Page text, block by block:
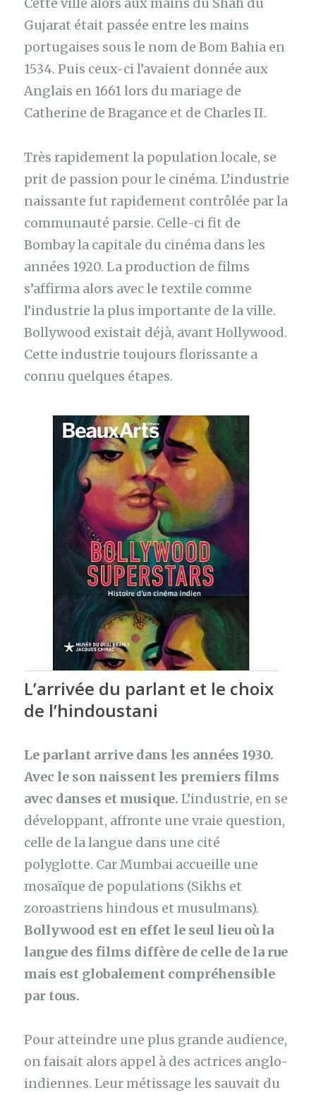
Cette ville alors aux mains du Shah du
Gujarat était passée entre les mains
portugaises sous le nom de Bom Bahia en
1534. Puis ceux-ci l’avaient donnée aux
Anglais en 1661 lors du mariage de
Catherine de Bragance et de Charles II.
Très rapidement la population locale, se
prit de passion pour le cinéma. L’industrie
naissante fut rapidement contrôlée par la
communauté parsie. Celle-ci fit de
Bombay la capitale du cinéma dans les
années 1920. La production de films
s’affirma alors avec le textile comme
l’industrie la plus importante de la ville.
Bollywood existait déjà, avant Hollywood.
Cette industrie toujours florissante a
connu quelques étapes.
L’arrivée du parlant et le choix
de l’hindoustani
Le parlant arrive dans les années 1930.
Avec le son naissent les premiers films
avec danses et musique.L’industrie, en se
développant, affronte une vraie question,
celle de la langue dans une cité
polyglotte. Car Mumbai accueille une
mosaïque de populations (Sikhs et
zoroastriens hindous et musulmans).
Bollywood est en effet le seul lieu où la
langue des films diffère de celle de la rue
mais est globalement compréhensible
par tous.
Pour atteindre une plus grande audience,
on faisait alors appel à des actrices anglo-
indiennes. Leur métissage les sauvait du